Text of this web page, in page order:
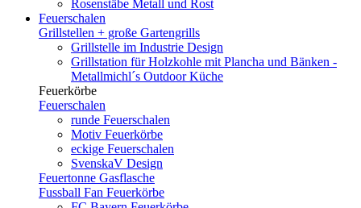
Rosenstäbe Metall und Rost
Feuerschalen
Grillstellen + große Gartengrills
Grillstelle im Industrie Design
Grillstation für Holzkohle mit Plancha und Bänken -
Metallmichl´s Outdoor Küche
Feuerkörbe
Feuerschalen
runde Feuerschalen
Motiv Feuerkörbe
eckige Feuerschalen
SvenskaV Design
Feuertonne Gasflasche
Fussball Fan Feuerkörbe